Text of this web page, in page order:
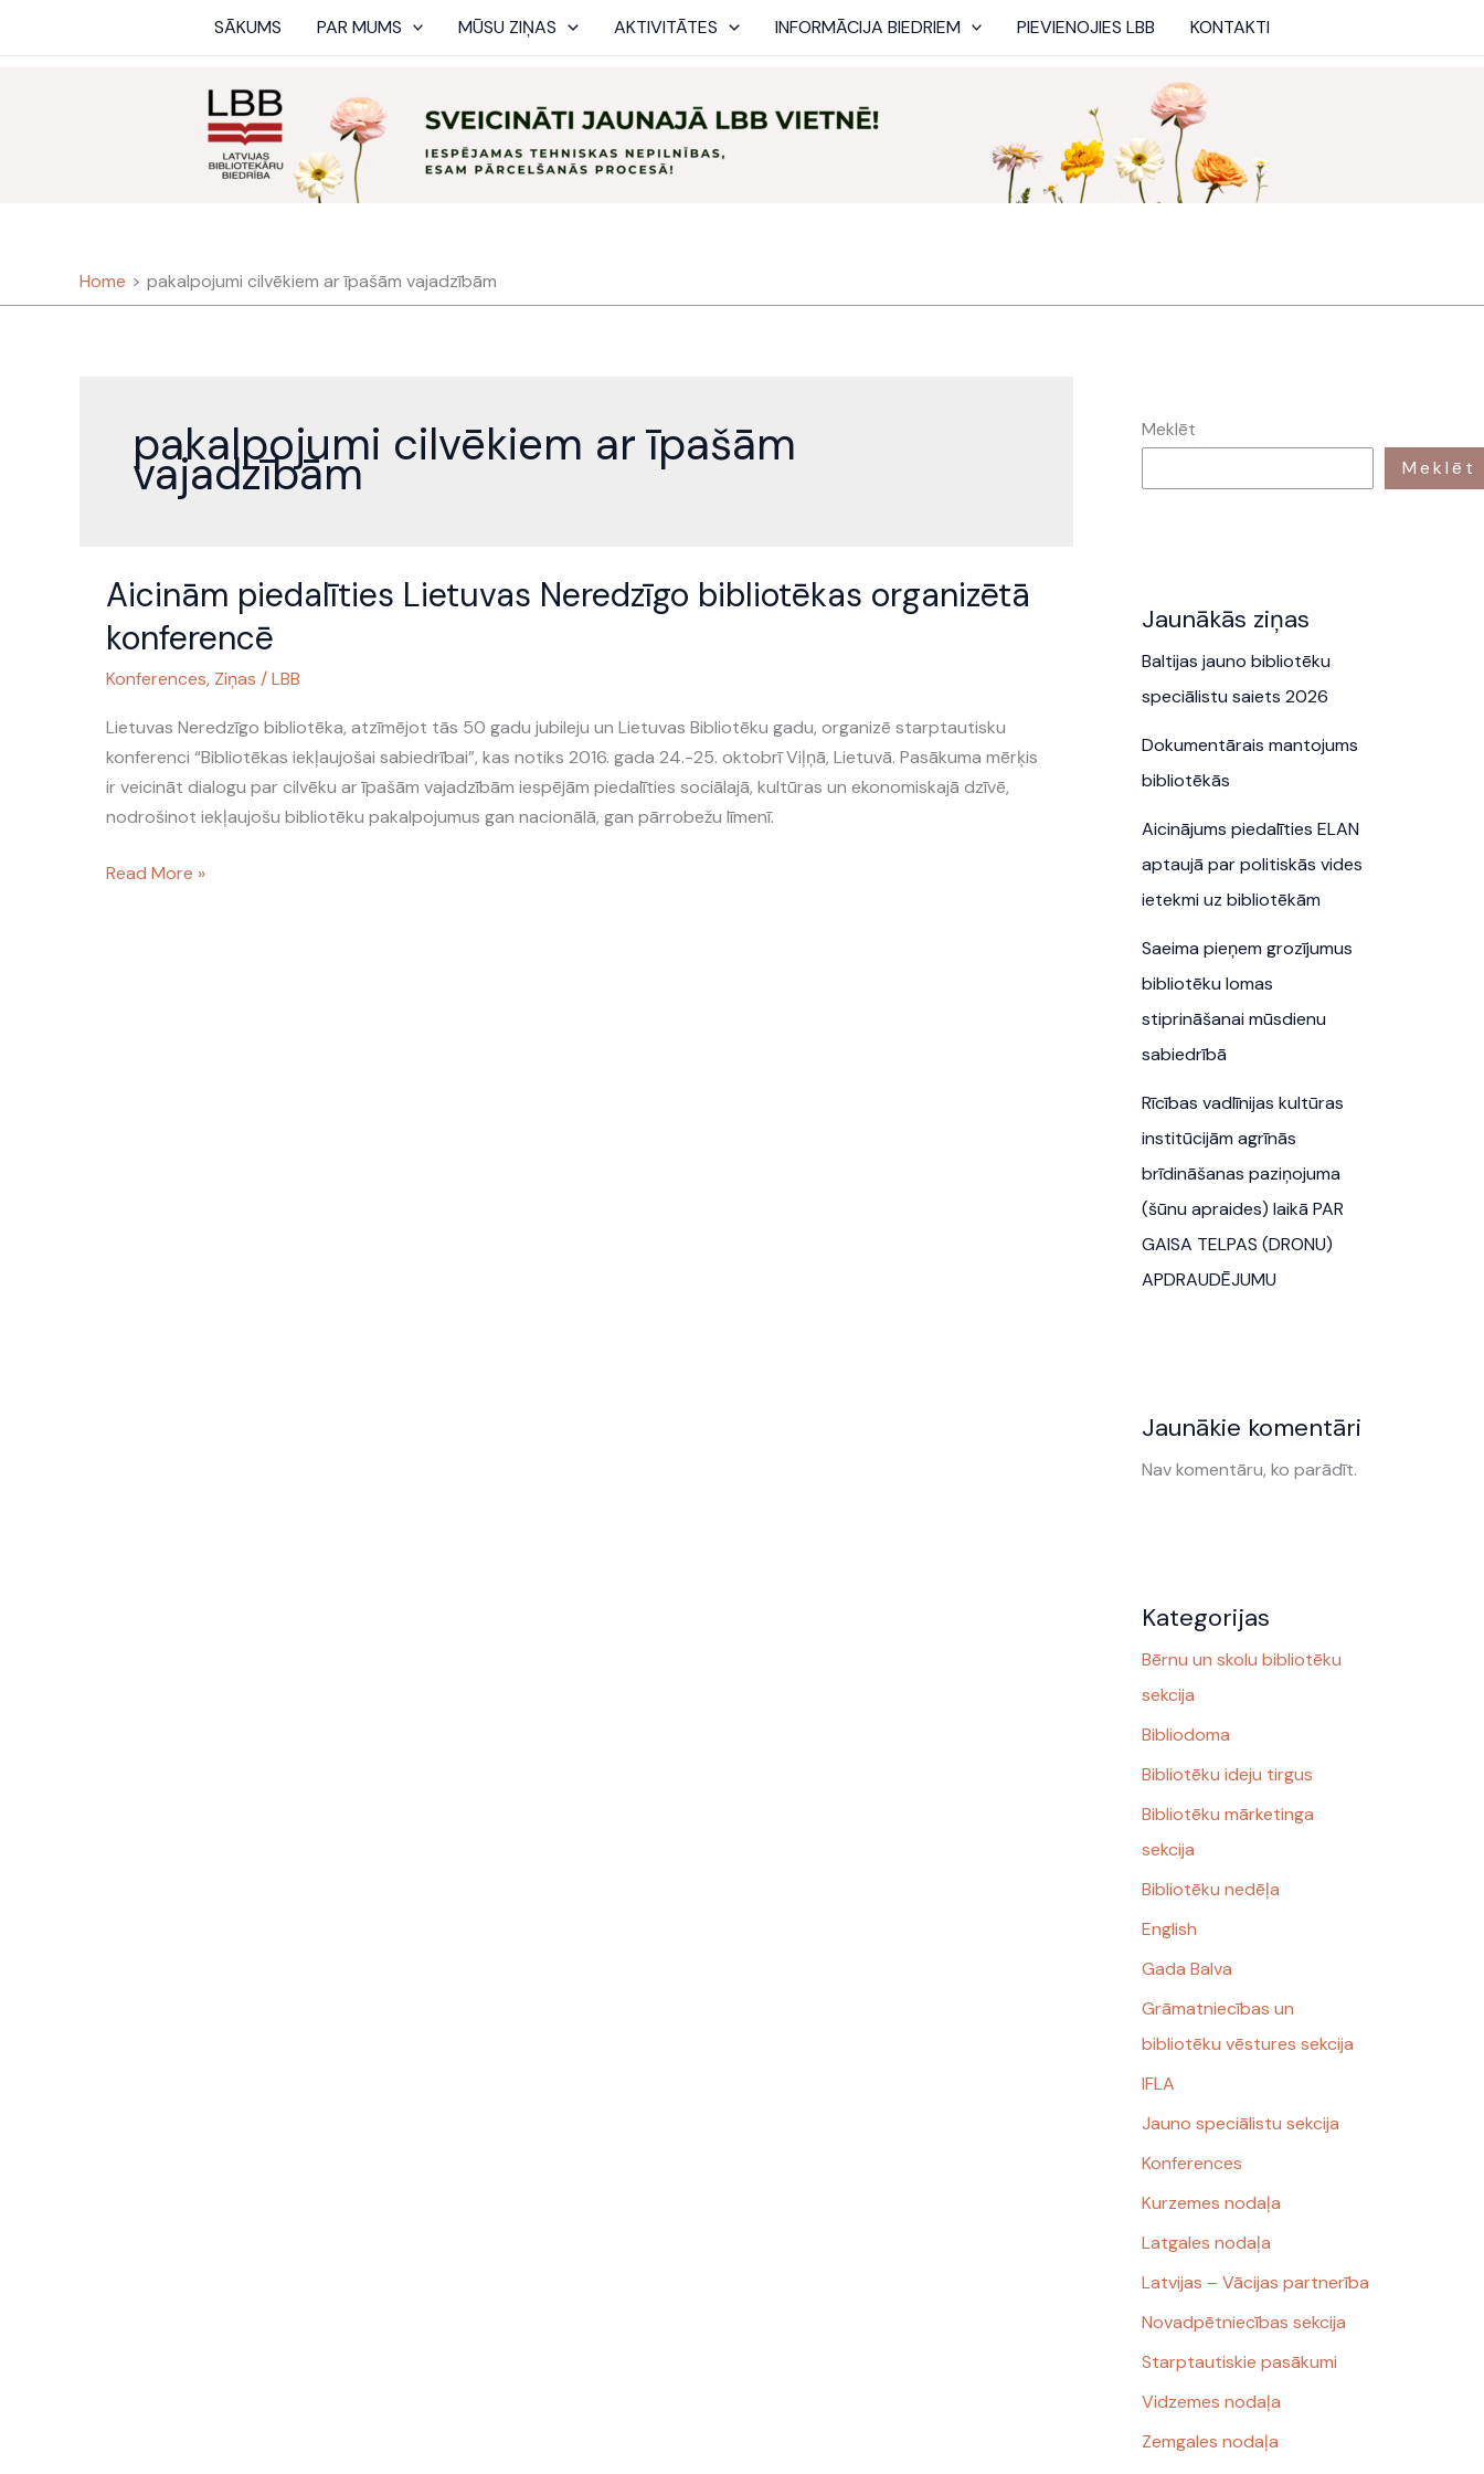
SĀKUMS PAR MUMS MŪSU ZIŅAS AKTIVITĀTES INFORMĀCIJA BIEDRIEM PIEVIENOJIES LBB KONTAKTI
Home pakalpojumi cilvēkiem ar īpašām vajadzībām
pakalpojumi cilvēkiem ar īpašām
vajadzībām
Aicinām piedalīties Lietuvas Neredzīgo bibliotēkas organizētā
konferencē
Konferences, Ziņas /LBB
Lietuvas Neredzīgo bibliotēka, atzīmējot tās 50 gadu jubileju un Lietuvas Bibliotēku gadu, organizē starptautisku
konferenci “Bibliotēkas iekļaujošai sabiedrībai”, kas notiks 2016. gada 24.-25. oktobrī Viļņā, Lietuvā. Pasākuma mērķis
ir veicināt dialogu par cilvēku ar īpašām vajadzībām iespējām piedalīties sociālajā, kultūras un ekonomiskajā dzīvē,
nodrošinot iekļaujošu bibliotēku pakalpojumus gan nacionālā, gan pārrobežu līmenī.
piedalīties
Lietuvas
Neredzīgo
bibliotēkas
konferencē
Read More »
Meklēt
Meklēt
Jaunākās ziņas
Baltijas jauno bibliotēku
speciālistu saiets 2026
Dokumentārais mantojums
bibliotēkās
Aicinājums piedalīties ELAN
aptaujā par politiskās vides
ietekmi uz bibliotēkām
Saeima pieņem grozījumus
bibliotēku lomas
stiprināšanai mūsdienu
sabiedrībā
Rīcības vadlīnijas kultūras
institūcijām agrīnās
brīdināšanas paziņojuma
(šūnu apraides) laikā PAR
GAISA TELPAS (DRONU)
APDRAUDĒJUMU
Jaunākie komentāri
Nav komentāru, ko parādīt.
Kategorijas
Bērnu un skolu bibliotēku
sekcija
Bibliodoma
Bibliotēku ideju tirgus
Bibliotēku mārketinga
sekcija
Bibliotēku nedēļa
English
Gada Balva
Grāmatniecības un
bibliotēku vēstures sekcija
IFLA
Jauno speciālistu sekcija
Konferences
Kurzemes nodaļa
Latgales nodaļa
Latvijas – Vācijas partnerība
Novadpētniecības sekcija
Starptautiskie pasākumi
Vidzemes nodaļa
Zemgales nodaļa